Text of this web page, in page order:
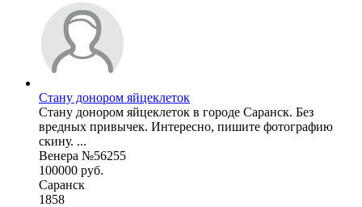
Стану донором яйцеклеток
Стану донором яйцеклеток в городе Саранск. Без
вредных привычек. Интересно, пишите фотографию
скину. ...
Венера №56255
100000 руб.
Саранск
1858